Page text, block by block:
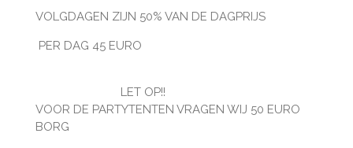
VOLGDAGEN ZIJN 50% VAN DE DAGPRIJS
PER DAG 45 EURO
LET OP!!
VOOR DE PARTYTENTEN VRAGEN WIJ 50 EURO
BORG